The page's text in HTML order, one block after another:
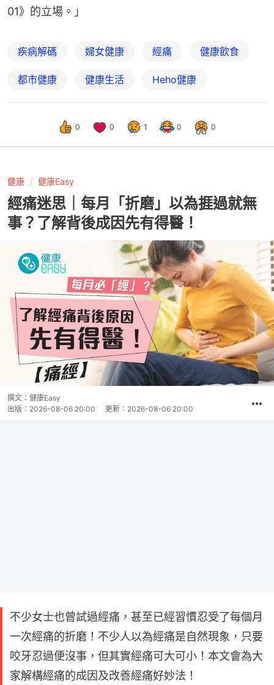
01》的立場。」
疾病解碼 婦女健康 經痛 健康飲食
都市健康 健康生活 Heho健康
0 0 1 0 0
健康 健康Easy
經痛迷思｜每月「折磨」以為捱過就無
事？了解背後成因先有得醫！
撰文： 健康Easy
出版： 2026-08-06 20:00 更新： 2026-08-06 20:00
不少女士也曾試過經痛，甚至已經習慣忍受了每個月
一次經痛的折磨！不少人以為經痛是自然現象，只要
咬牙忍過便沒事，但其實經痛可大可小！本文會為大
家解構經痛的成因及改善經痛好妙法！